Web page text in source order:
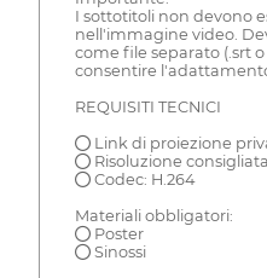
I sottotitoli non devono
nell'immagine video.
come file separato (.srt
consentire
REQUISITI TECNICI
● Link di proiezione
● Risoluzione
● Codec: H.264
Materiali obbligatori:
● Poster
● Sinossi